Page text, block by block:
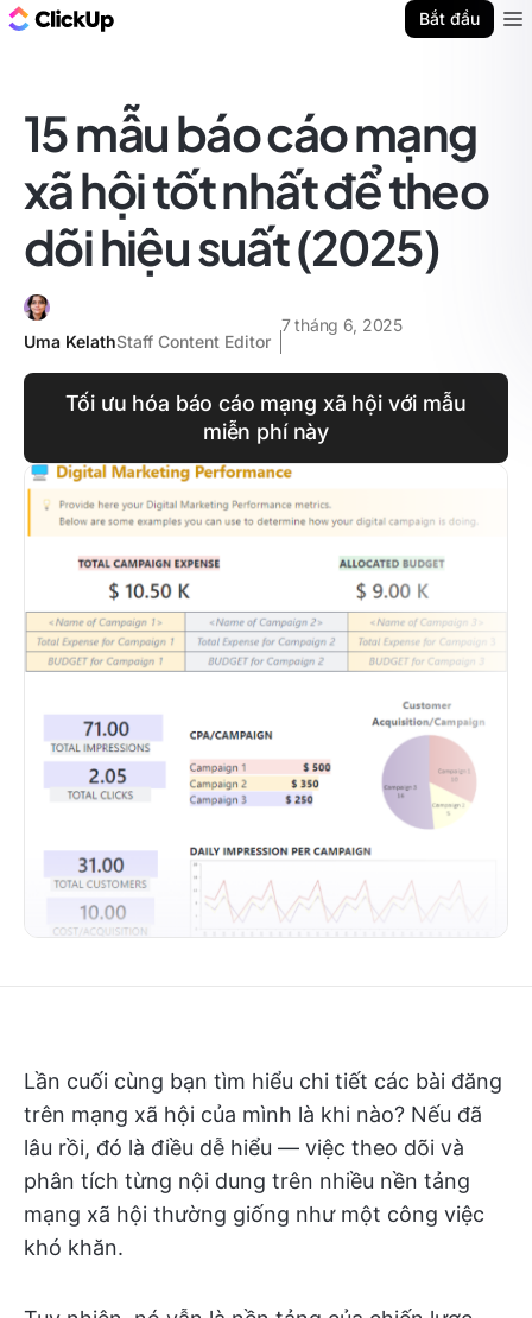
Bắt đầu
15 mẫu báo cáo mạng
xã hội tốt nhất để theo
dõi hiệu suất (2025)
Uma KelathStaff Content Editor
7 tháng 6, 2025
Tối ưu hóa báo cáo mạng xã hội với mẫu
miễn phí này
Lần cuối cùng bạn tìm hiểu chi tiết các bài đăng
trên mạng xã hội của mình là khi nào? Nếu đã
lâu rồi, đó là điều dễ hiểu — việc theo dõi và
phân tích từng nội dung trên nhiều nền tảng
mạng xã hội thường giống như một công việc
khó khăn.